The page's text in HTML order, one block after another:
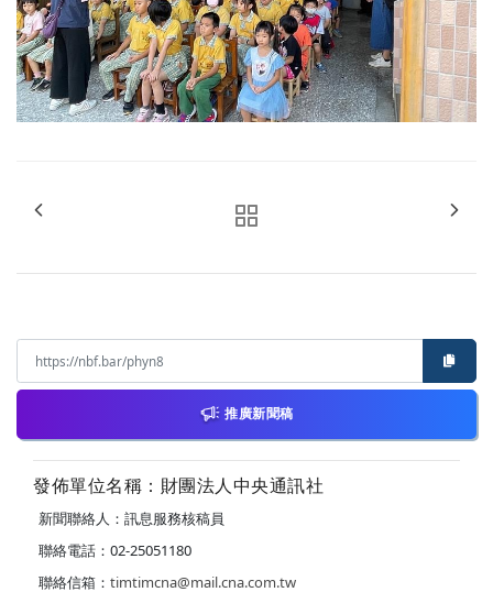
推廣新聞稿
發佈單位名稱：財團法人中央通訊社
新聞聯絡人：訊息服務核稿員
聯絡電話：02-25051180
聯絡信箱： timtimcna@mail.cna.com.tw